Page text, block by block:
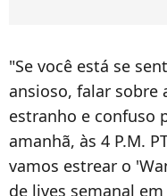
"Se você está se
ansioso, falar sobre
estranho e confuso
amanhã, às 4 P.M.
vamos estrear o
de lives semanal